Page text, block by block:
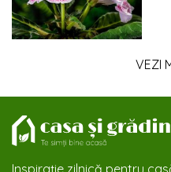
VEZI